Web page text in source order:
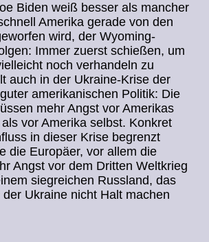
Biden weiß besser als mancher
Amerika gerade von den
wird, der Wyoming-
Immer zuerst schießen, um
noch verhandeln zu
auch in der Ukraine-Krise der
amerikanischen Politik: Die
mehr Angst vor Amerikas
vor Amerika selbst. Konkret
in dieser Krise begrenzt
die Europäer, vor allem die
Angst vor dem Dritten Weltkrieg
siegreichen Russland, das
Ukraine nicht Halt machen